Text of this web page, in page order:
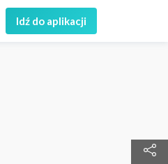
Idź do aplikacji